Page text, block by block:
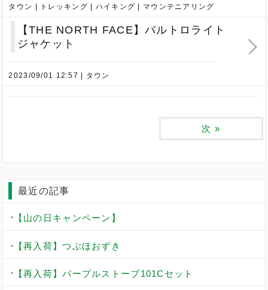
タウン
トレッキング ハイキング マウンテニアリング
【THE NORTH FACE】バルトロライト
ジャケット
2023/09/01 12:57 タウン
次 »
最近の記事
【山の日キャンペーン】
【再入荷】つぶほおずき
【再入荷】パープルストーブ101Cセット